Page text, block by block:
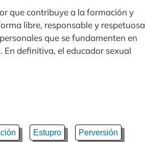
que contribuye a la formación y
libre, responsable y respetuosa
que se fundamenten en
definitiva, el educador sexual
Estupro Perversión